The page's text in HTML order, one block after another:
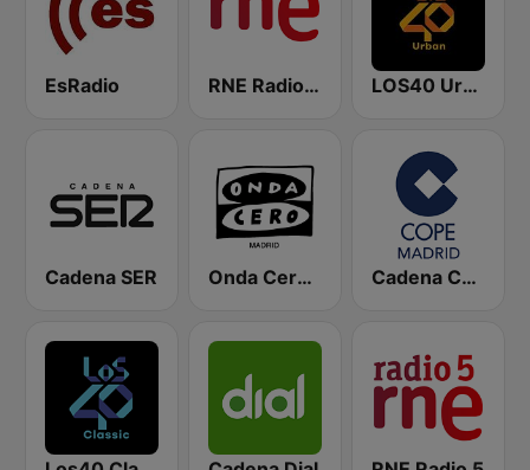
EsRadio RNE Radio Nacional LOS40 Urban
Cadena SER Onda Cero Madrid Cadena COPE Madrid